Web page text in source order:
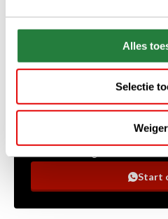
Alles
Selectie
Ma-vr 10:00 - 16:00 uur
sales@golfdriver.nl
Gemiddeld binnen enkele uren
Start